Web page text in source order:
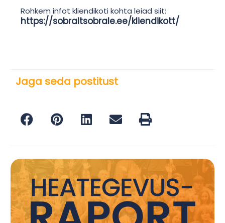
Rohkem infot kliendikoti kohta leiad siit:
https://sobraltsobrale.ee/kliendikott/
Jaga seda postitust